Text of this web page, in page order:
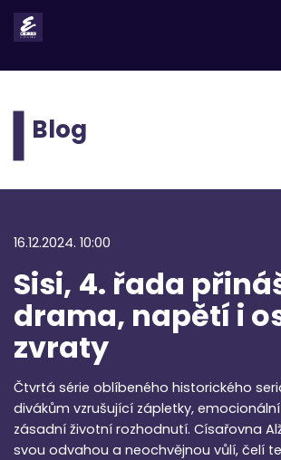
Blog
16.12.2024. 10:00
Sisi, 4. řada
drama, napětí i
zvraty
Čtvrtá série oblíbeného historického
divákům vzrušující zápletky,
zásadní životní rozhodnutí. Císařovna
svou odvahou a neochvějnou vůlí, čelí